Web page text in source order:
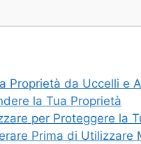
Proprietà da Uccelli e
la Tua Proprietà
per Proteggere la
Prima di Utilizzare